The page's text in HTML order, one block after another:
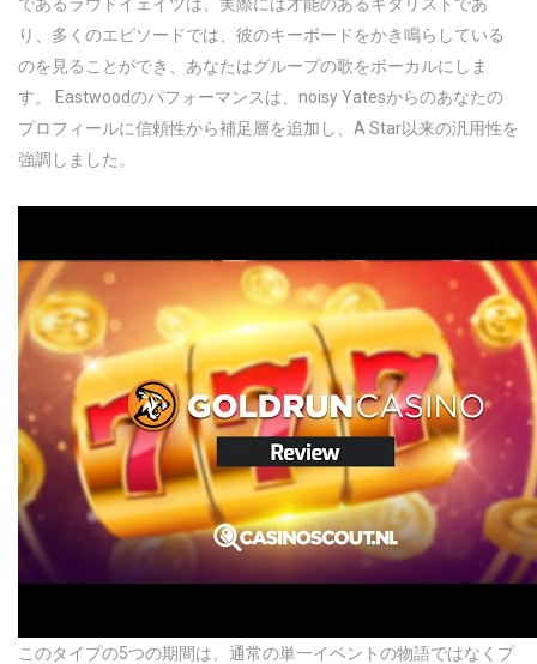
り、多くのエピソードでは、彼のキーボードをかき鳴らしている
のを見ることができ、あなたはグループの歌をボーカルにしま
す。 Eastwoodのパフォーマンスは、noisy Yatesからのあなたの
プロフィールに信頼性から補足層を追加し、A Star以来の汎用性を
強調しました。
このタイプの5つの期間は、通常の単一イベントの物語ではなくプ